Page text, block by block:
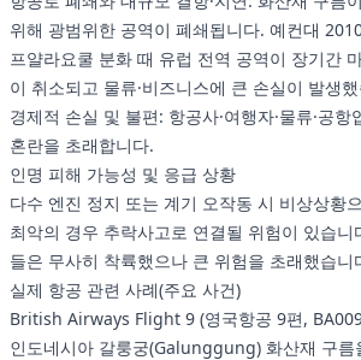
위해 광범위한 공역이 폐쇄됩니다. 예컨대
프얄라요쿨 분화 때 유럽 전역 공역이 장기간
이 취소되고 물류·비즈니스에 큰 손실이 발생
경제적 손실 및 불편: 항공사·여행자·물류·공
혼란을 초래합니다.
인명 피해 가능성 및 응급 상황
다수 엔진 정지 또는 계기 오작동 시 비상상황
최악의 경우 추락사고로 연결될 위험이 있습니
들은 무사히 착륙했으나 큰 위험을 초래했습니
실제 항공 관련 사례(주요 사건)
British Airways Flight 9 (영국항공 9편,
인도네시아 갈룽궁(Galunggung) 화산재 구름